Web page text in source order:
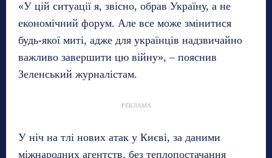
«У цій ситуації я, звісно, обрав Україну, а не
економічний форум. Але все може змінитися
будь-якої миті, адже для українців надзвичайно
важливо завершити цю війну», – пояснив
Зеленський журналістам.
РЕКЛАМА
У ніч на тлі нових атак у Києві, за даними
міжнародних агентств, без теплопостачання